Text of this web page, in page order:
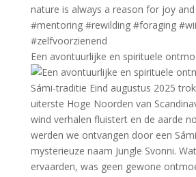
Een avontuurlijke en spirituele